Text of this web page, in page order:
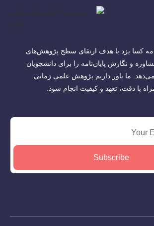
کسا یزد با هدف ارتقای سطح پژوهش‌های
و نگارش پایان‌نامه را برای دانشجویان
ما باور داریم پژوهش علمی زمانی
با دقت، تعهد و کیفیت انجام شود.
Subscribe